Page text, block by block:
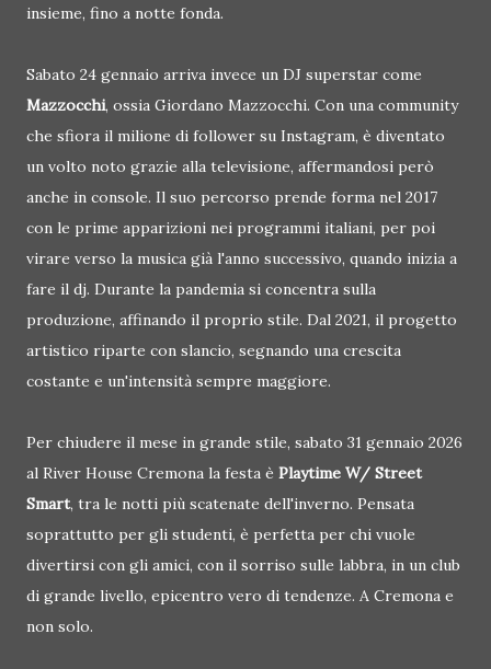
insieme, fino a notte fonda.
Sabato 24 gennaio arriva invece un DJ superstar come
Mazzocchi, ossia Giordano Mazzocchi. Con una community
che sfiora il milione di follower su Instagram, è diventato
un volto noto grazie alla televisione, affermandosi però
anche in console. Il suo percorso prende forma nel 2017
con le prime apparizioni nei programmi italiani, per poi
virare verso la musica già l'anno successivo, quando inizia a
fare il dj. Durante la pandemia si concentra sulla
produzione, affinando il proprio stile. Dal 2021, il progetto
artistico riparte con slancio, segnando una crescita
costante e un'intensità sempre maggiore.
Per chiudere il mese in grande stile, sabato 31 gennaio 2026
al River House Cremona la festa è Playtime W/ Street
Smart, tra le notti più scatenate dell'inverno. Pensata
soprattutto per gli studenti, è perfetta per chi vuole
divertirsi con gli amici, con il sorriso sulle labbra, in un club
di grande livello, epicentro vero di tendenze. A Cremona e
non solo.